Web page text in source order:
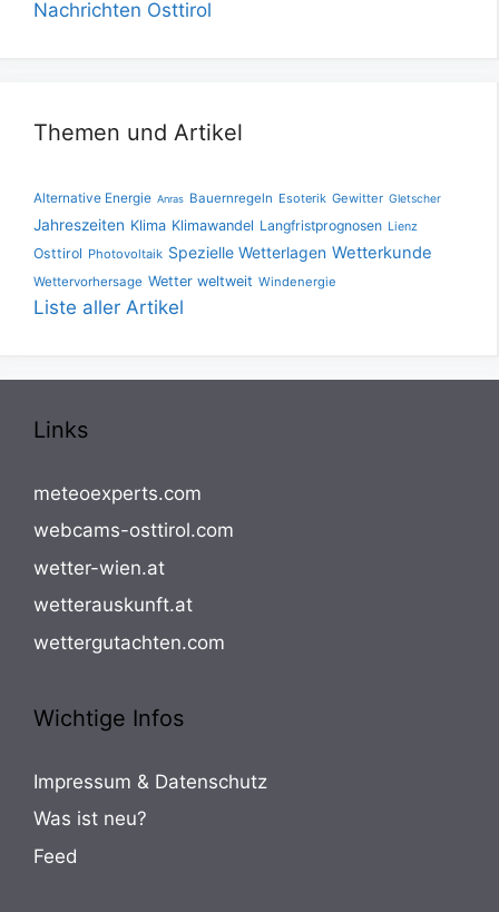
Nachrichten Osttirol
Themen und Artikel
Alternative Energie Anras Bauernregeln Esoterik Gewitter Gletscher
Jahreszeiten Klima Klimawandel Langfristprognosen Lienz
Osttirol Photovoltaik Spezielle Wetterlagen Wetterkunde
Wettervorhersage Wetter weltweit Windenergie
Liste aller Artikel
Links
meteoexperts.com
webcams-osttirol.com
wetter-wien.at
wetterauskunft.at
wettergutachten.com
Wichtige Infos
Impressum & Datenschutz
Was ist neu?
Feed